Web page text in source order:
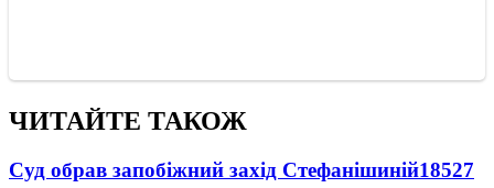
ЧИТАЙТЕ ТАКОЖ
Суд обрав запобіжний захід Стефанішиній18527